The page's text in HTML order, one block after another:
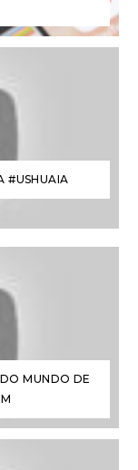
#USHUAIA
MUNDO DE